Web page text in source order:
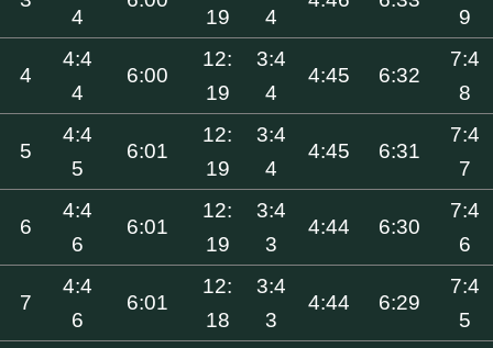
4
19
4
9
4
4:4
4
6:00
12:
19
3:4
4
4:45 6:32
7:4
8
5
4:4
5
6:01
12:
19
3:4
4
4:45 6:31
7:4
7
6
4:4
6
6:01
12:
19
3:4
3
4:44 6:30
7:4
6
7
4:4
6
6:01
12:
18
3:4
3
4:44 6:29
7:4
5